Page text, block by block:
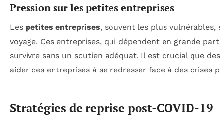
Pression sur les petites entreprises
Les petites entreprises, souvent les plus
voyage. Ces entreprises, qui dépendent en grande
survivre sans un soutien adéquat. Il est crucial que
aider ces entreprises à se redresser face à des crises
Stratégies de reprise post-COVID-19